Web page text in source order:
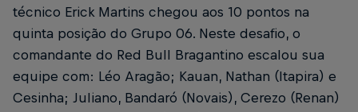
técnico Erick Martins chegou aos 10 pontos na
quinta posição do Grupo 06. Neste desafio, o
comandante do Red Bull Bragantino escalou sua
equipe com: Léo Aragão; Kauan, Nathan (Itapira) e
Cesinha; Juliano, Bandaró (Novais), Cerezo (Renan)